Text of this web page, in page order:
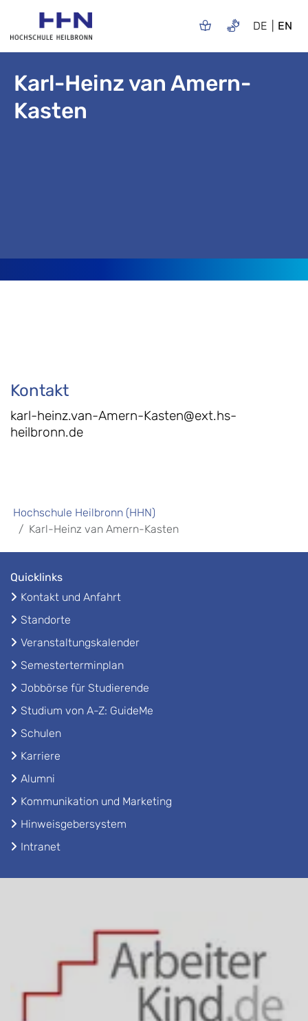
DE EN
Karl-Heinz van Amern-
Kasten
Kontakt
karl-heinz.van-Amern-Kasten@ext.hs-
heilbronn.de
Hochschule Heilbronn (HHN)
Karl-Heinz van Amern-Kasten
Quicklinks
Kontakt und Anfahrt
Standorte
Veranstaltungskalender
Semesterterminplan
Jobbörse für Studierende
Studium von A-Z: GuideMe
Schulen
Karriere
Alumni
Kommunikation und Marketing
Hinweisgebersystem
Intranet